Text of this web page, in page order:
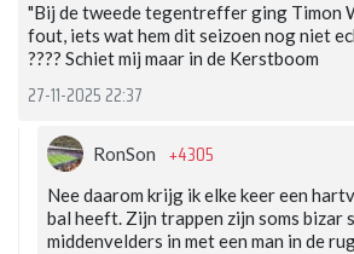
"Bij de tweede tegentreffer ging Timon
fout, iets wat hem dit seizoen nog niet
???? Schiet mij maar in de Kerstboom
27-11-2025 22:37
RonSon +4305
Nee daarom krijg ik elke keer een
bal heeft. Zijn trappen zijn soms bizar
middenvelders in met een man in de